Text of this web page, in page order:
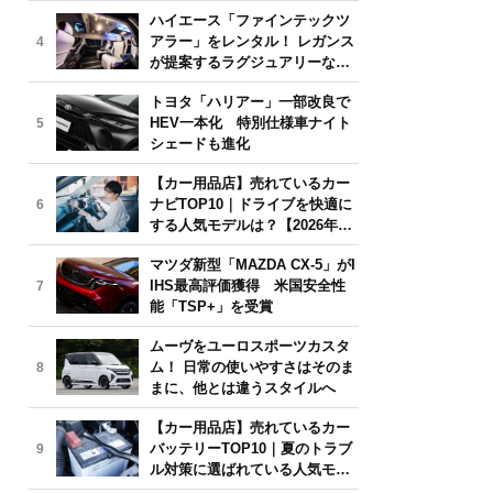
4
ハイエース「ファインテックツ
アラー」をレンタル！ レガンス
が提案するラグジュアリーな移
動体験
5
トヨタ「ハリアー」一部改良で
HEV一本化 特別仕様車ナイト
シェードも進化
6
【カー用品店】売れているカー
ナビTOP10｜ドライブを快適に
する人気モデルは？【2026年6
月版】
7
マツダ新型「MAZDA CX-5」がI
IHS最高評価獲得 米国安全性
能「TSP+」を受賞
8
ムーヴをユーロスポーツカスタ
ム！ 日常の使いやすさはそのま
まに、他とは違うスタイルへ
9
【カー用品店】売れているカー
バッテリーTOP10｜夏のトラブ
ル対策に選ばれている人気モデ